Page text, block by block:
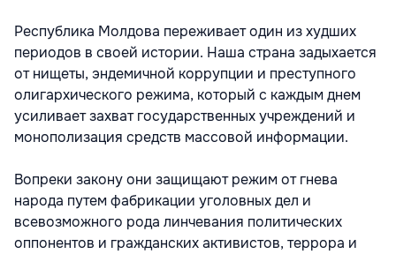
Республика Молдова переживает один из худших
периодов в своей истории. Наша страна задыхается
от нищеты, эндемичной коррупции и преступного
олигархического режима, который с каждым днем
усиливает захват государственных учреждений и
монополизация средств массовой информации.
Вопреки закону они защищают режим от гнева
народа путем фабрикации уголовных дел и
всевозможного рода линчевания политических
оппонентов и гражданских активистов, террора и